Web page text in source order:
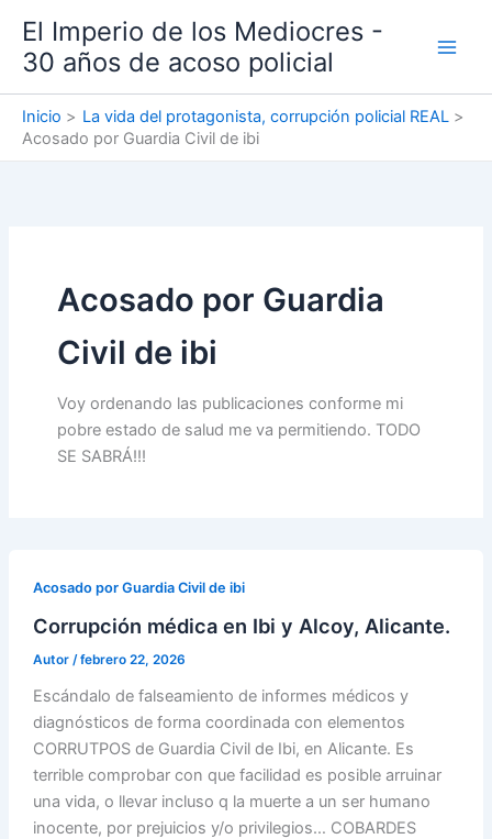
contenido
El Imperio de los Mediocres -
30 años de acoso policial
Inicio
La vida del protagonista, corrupción policial REAL
Acosado por Guardia Civil de ibi
Acosado por Guardia
Civil de ibi
Voy ordenando las publicaciones conforme mi
pobre estado de salud me va permitiendo. TODO
SE SABRÁ!!!
Acosado por Guardia Civil de ibi
Corrupción médica en Ibi y Alcoy, Alicante.
Autor /febrero 22, 2026
Escándalo de falseamiento de informes médicos y
diagnósticos de forma coordinada con elementos
CORRUTPOS de Guardia Civil de Ibi, en Alicante. Es
terrible comprobar con que facilidad es posible arruinar
una vida, o llevar incluso q la muerte a un ser humano
inocente, por prejuicios y/o privilegios… COBARDES